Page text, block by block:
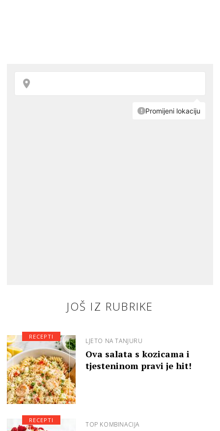
JOŠ IZ RUBRIKE
LJETO NA TANJURU
Ova salata s kozicama i
tjesteninom pravi je hit!
RECEPTI
TOP KOMBINACIJA
RECEPTI